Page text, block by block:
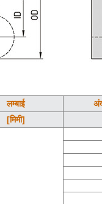
लम्बाई
[मिमी]